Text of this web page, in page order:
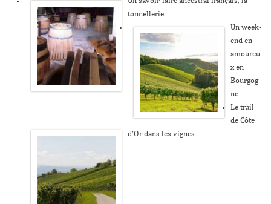
tonnellerie
Un week-
end en
amoureu
x en
Bourgog
ne
Le trail
de Côte
d’Or dans les vignes